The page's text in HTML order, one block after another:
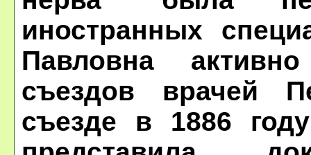
иностранных
Павловна
съездов врачей
съезде в 1886